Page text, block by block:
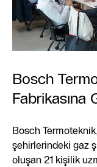
Bosch
Fabrikasına
Bosch
şehirlerindeki gaz
oluşan 21 kişilik